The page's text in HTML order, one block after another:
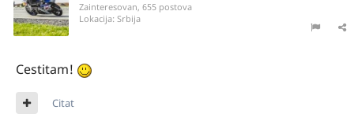
Zainteresovan, 655 postova
Lokacija: Srbija
Cestitam!
Citat